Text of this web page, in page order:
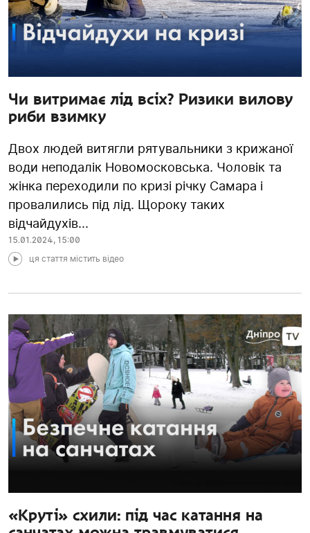
Чи витримає лід всіх? Ризики вилову
риби взимку
Двох людей витягли рятувальники з крижаної
води неподалік Новомосковська. Чоловік та
жінка переходили по кризі річку Самара і
провалились під лід. Щороку таких
відчайдухів...
15.01.2024, 15:00
ця стаття містить відео
«Круті» схили: під час катання на